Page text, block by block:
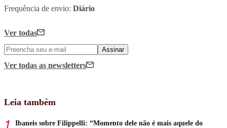
Frequência de envio: Diário
Ver todas
Assinar
Ver todas as newsletters
Leia também
Ibaneis sobre Filippelli: “Momento dele não é mais aquele do